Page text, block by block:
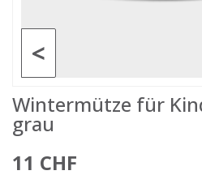
<
Wintermütze für
grau
11 CHF